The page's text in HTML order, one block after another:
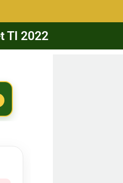
TI 2022